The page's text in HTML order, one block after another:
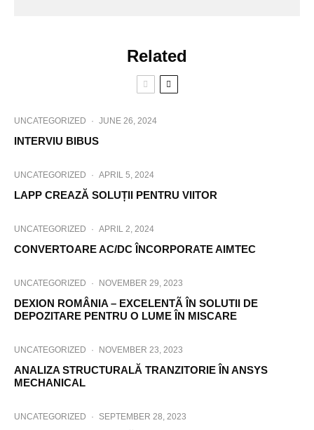
Related
UNCATEGORIZED · JUNE 26, 2024
INTERVIU BIBUS
UNCATEGORIZED · APRIL 5, 2024
LAPP CREAZĂ SOLUȚII PENTRU VIITOR
UNCATEGORIZED · APRIL 2, 2024
CONVERTOARE AC/DC ÎNCORPORATE AIMTEC
UNCATEGORIZED · NOVEMBER 29, 2023
DEXION ROMÂNIA – EXCELENTÃ ÎN SOLUTII DE
DEPOZITARE PENTRU O LUME ÎN MISCARE
UNCATEGORIZED · NOVEMBER 23, 2023
ANALIZA STRUCTURALĂ TRANZITORIE ÎN ANSYS
MECHANICAL
UNCATEGORIZED · SEPTEMBER 28, 2023